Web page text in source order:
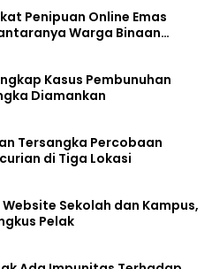
Penipuan Online Emas
Warga Binaan
Kasus Pembunuhan
Diamankan
Tersangka Percobaan
di Tiga Lokasi
Sekolah dan Kampus,
Pelak